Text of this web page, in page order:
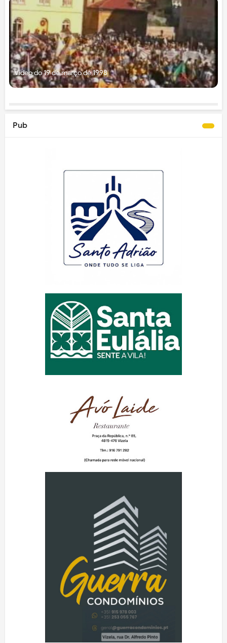
Vídeo do 19 de março de 1998
Pub